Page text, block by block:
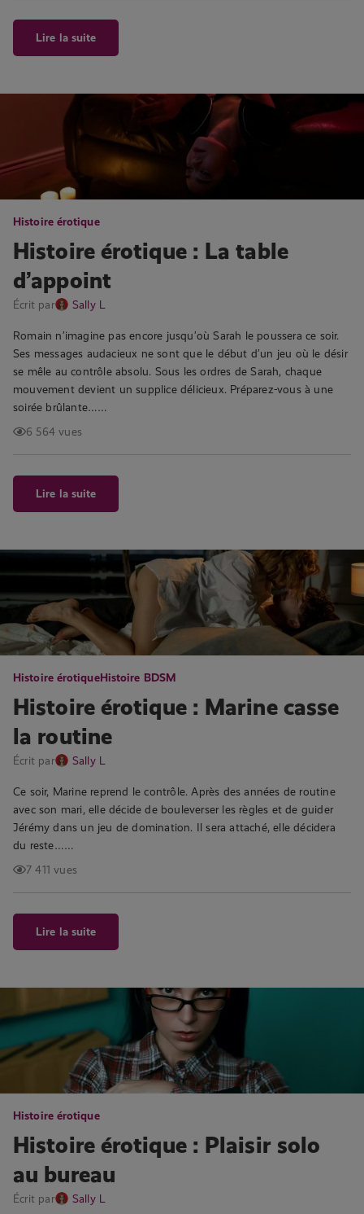
Lire la suite
Histoire érotique
Histoire érotique : La table
d’appoint
Écrit par Sally L
Romain n’imagine pas encore jusqu’où Sarah le poussera ce soir.
Ses messages audacieux ne sont que le début d’un jeu où le désir
se mêle au contrôle absolu. Sous les ordres de Sarah, chaque
mouvement devient un supplice délicieux. Préparez-vous à une
soirée brûlante……
6 564 vues
Lire la suite
Histoire érotiqueHistoire BDSM
Histoire érotique : Marine casse
la routine
Écrit par Sally L
Ce soir, Marine reprend le contrôle. Après des années de routine
avec son mari, elle décide de bouleverser les règles et de guider
Jérémy dans un jeu de domination. Il sera attaché, elle décidera
du reste……
7 411 vues
Lire la suite
Histoire érotique
Histoire érotique : Plaisir solo
au bureau
Écrit par Sally L